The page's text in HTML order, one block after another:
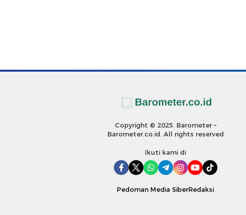
Copyright © 2025. Barometer –
Barometer.co.id. All rights reserved
Ikuti kami di
Pedoman Media SiberRedaksi